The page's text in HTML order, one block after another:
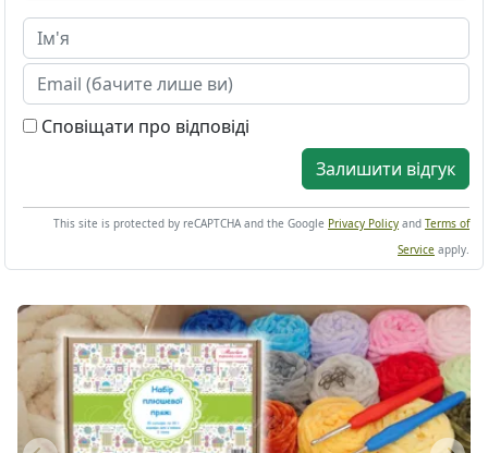
Сповіщати про відповіді
Залишити відгук
This site is protected by reCAPTCHA and the Google Privacy Policy and Terms of
Service apply.